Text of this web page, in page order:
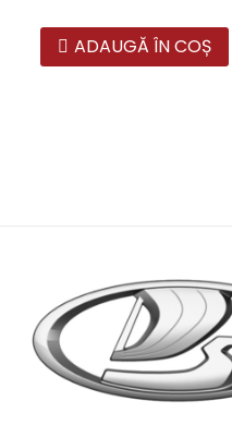
ADAUGĂ ÎN COȘ